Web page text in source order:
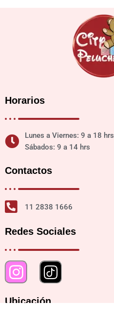
Horarios
Lunes a Viernes: 9 a 18 hrs
Sábados: 9 a 14 hrs
Contactos
11 2838 1666
Redes Sociales
Ubicación